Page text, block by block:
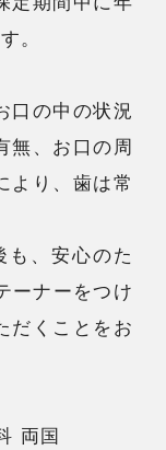
。
口の中の状況
無、お口の周
より、歯は常
も、安心のた
ーナーをつけ
だくことをお
両国